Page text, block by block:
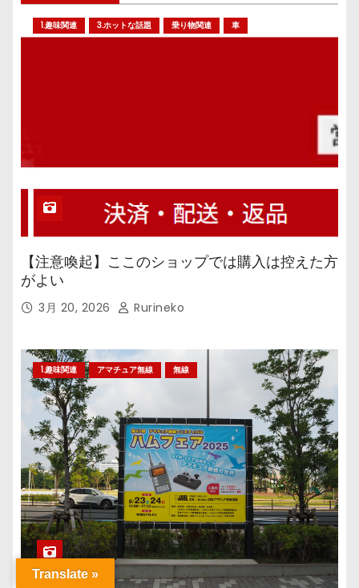
1.趣味関連 3.ホットな話題 乗り物関連 車
【注意喚起】ここのショップでは購入は控えた方
がよい
3月 20, 2026 Rurineko
1.趣味関連 アマチュア無線 無線
Translate »